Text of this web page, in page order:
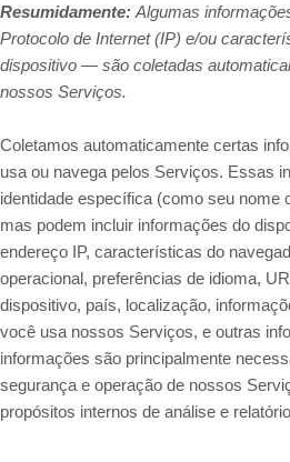
Resumidamente: Algumas
Protocolo de Internet (IP) e/ou
dispositivo — são coletadas
nossos Serviços.
Coletamos automaticamente certas
usa ou navega pelos Serviços. Essas
identidade específica (como seu nome
mas podem incluir informações do
endereço IP, características do
operacional, preferências de idioma,
dispositivo, país, localização,
você usa nossos Serviços, e outras
informações são principalmente
segurança e operação de nossos
propósitos internos de análise e